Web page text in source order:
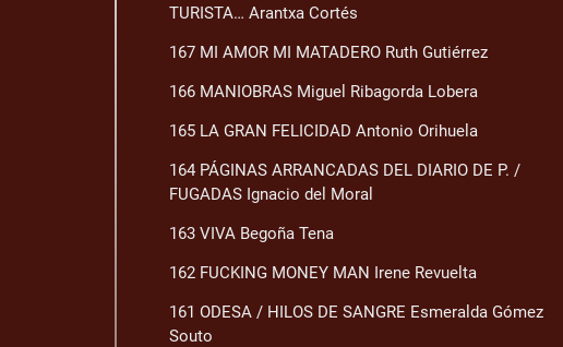
TURISTA… Arantxa Cortés
167 MI AMOR MI MATADERO Ruth Gutiérrez
166 MANIOBRAS Miguel Ribagorda Lobera
165 LA GRAN FELICIDAD Antonio Orihuela
164 PÁGINAS ARRANCADAS DEL DIARIO DE P. /
FUGADAS Ignacio del Moral
163 VIVA Begoña Tena
162 FUCKING MONEY MAN Irene Revuelta
161 ODESA / HILOS DE SANGRE Esmeralda Gómez
Souto